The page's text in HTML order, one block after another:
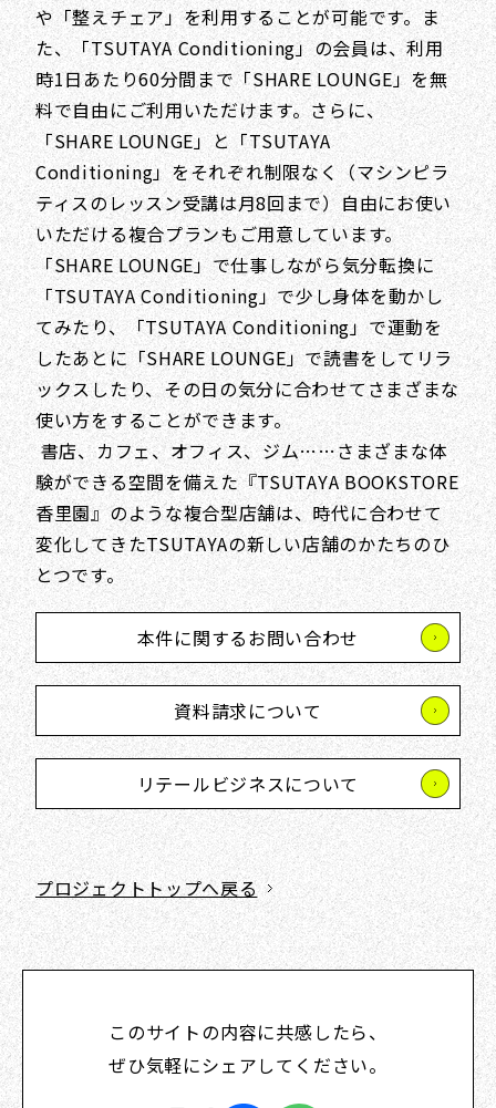
や「整えチェア」を利用することが可能です。ま
た、「TSUTAYA Conditioning」の会員は、利用
時1日あたり60分間まで「SHARE LOUNGE」を無
料で自由にご利用いただけます。さらに、
「SHARE LOUNGE」と「TSUTAYA
Conditioning」をそれぞれ制限なく（マシンピラ
ティスのレッスン受講は月8回まで）自由にお使い
いただける複合プランもご用意しています。
「SHARE LOUNGE」で仕事しながら気分転換に
「TSUTAYA Conditioning」で少し身体を動かし
てみたり、「TSUTAYA Conditioning」で運動を
したあとに「SHARE LOUNGE」で読書をしてリラ
ックスしたり、その日の気分に合わせてさまざまな
使い方をすることができます。
書店、カフェ、オフィス、ジム……さまざまな体
験ができる空間を備えた『TSUTAYA BOOKSTORE
香里園』のような複合型店舗は、時代に合わせて
変化してきたTSUTAYAの新しい店舗のかたちのひ
とつです。
本件に関するお問い合わせ
資料請求について
リテールビジネスについて
プロジェクトトップへ戻る
このサイトの内容に共感したら、
ぜひ気軽にシェアしてください。